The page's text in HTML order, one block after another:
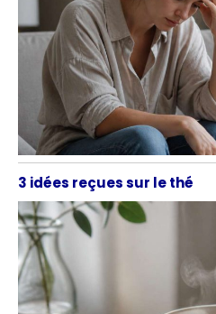
3 idées reçues sur le thé